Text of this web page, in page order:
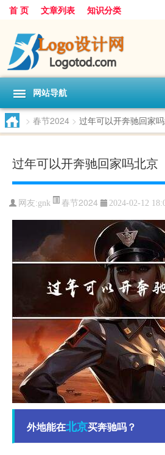
首 页 文章列表 知识分类
网站导航
> 春节2024 > 过年可以开奔驰回家
过年可以开奔驰回家吗北京
网友:gnk 春节2024 2024-02-12
外地能在北京买奔驰吗？